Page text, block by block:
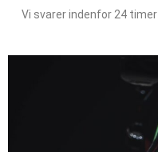
Vi svarer indenfor 24 timer